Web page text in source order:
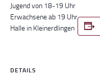
Jugend von 18-19 Uhr
Erwachsene ab 19 Uhr
Halle in Kleinerdlingen
DETAILS